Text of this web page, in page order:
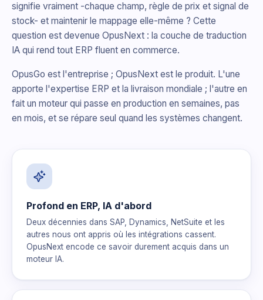
signifie vraiment -chaque champ, règle de prix et signal de
stock- et maintenir le mappage elle-même ? Cette
question est devenue OpusNext : la couche de traduction
IA qui rend tout ERP fluent en commerce.
OpusGo est l'entreprise ; OpusNext est le produit. L'une
apporte l'expertise ERP et la livraison mondiale ; l'autre en
fait un moteur qui passe en production en semaines, pas
en mois, et se répare seul quand les systèmes changent.
Profond en ERP, IA d'abord
Deux décennies dans SAP, Dynamics, NetSuite et les
autres nous ont appris où les intégrations cassent.
OpusNext encode ce savoir durement acquis dans un
moteur IA.